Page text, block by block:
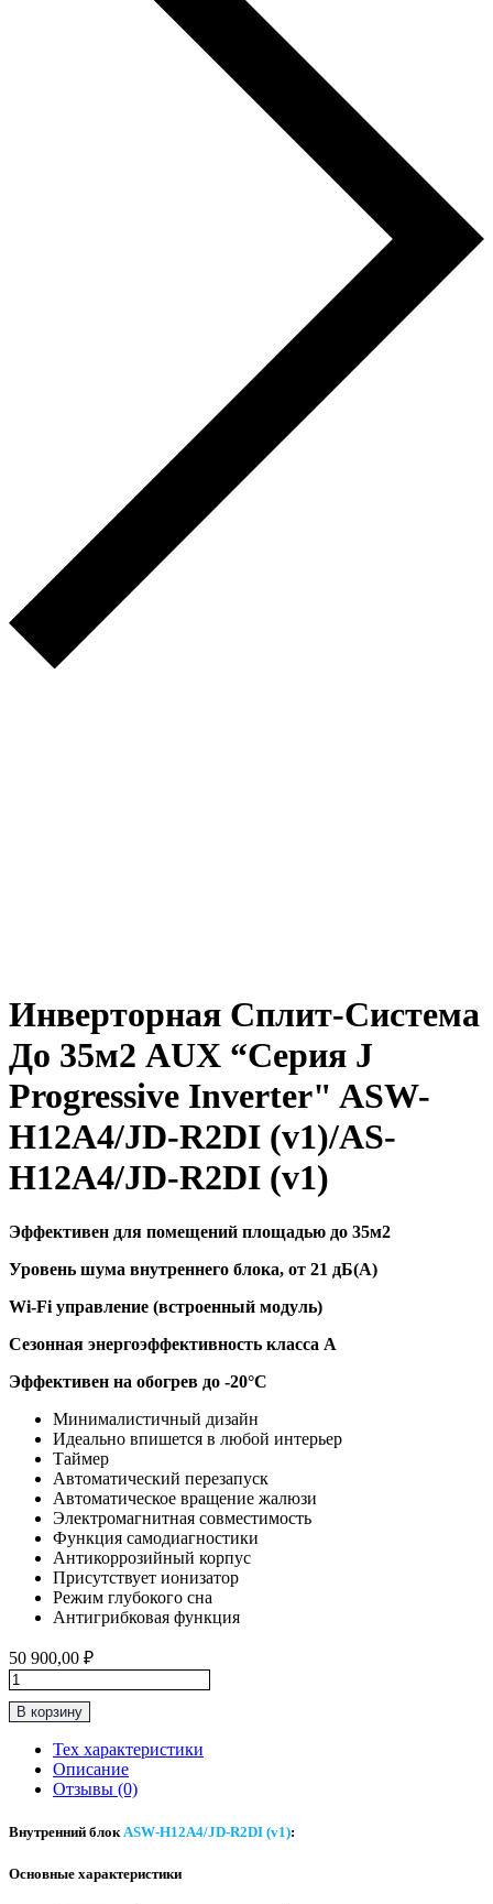
Инверторная Сплит-Система
До 35м2 AUX “Серия J
Progressive Inverter" ASW-
H12A4/JD-R2DI (v1)/AS-
H12A4/JD-R2DI (v1)
Эффективен для помещений площадью до 35м2
Уровень шума внутреннего блока, от 21 дБ(А)
Wi-Fi управление (встроенный модуль)
Сезонная энергоэффективность класса А
Эффективен на обогрев до -20°C
Минималистичный дизайн
Идеально впишется в любой интерьер
Таймер
Автоматический перезапуск
Автоматическое вращение жалюзи
Электромагнитная совместимость
Функция самодиагностики
Антикоррозийный корпус
Присутствует ионизатор
Режим глубокого сна
Антигрибковая функция
50 900,00 ₽
Количество
товара
Инверторная
Система
35м2
“Серия
Progressive
В корзину
Тех характеристики
Описание
Отзывы (0)
Внутренний блок ASW-H12A4/JD-R2DI (v1):
Основные характеристики